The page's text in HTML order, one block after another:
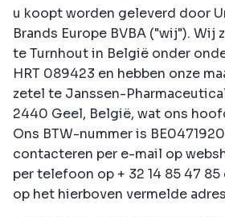
u koopt worden geleverd door
Brands Europe BVBA ("wij").
te Turnhout in België onder
HRT 089423 en hebben onze
zetel te Janssen-
2440 Geel, België, wat ons
Ons BTW-nummer is
contacteren per e-mail op
per telefoon op + 32 14 85 47
op het hierboven vermelde